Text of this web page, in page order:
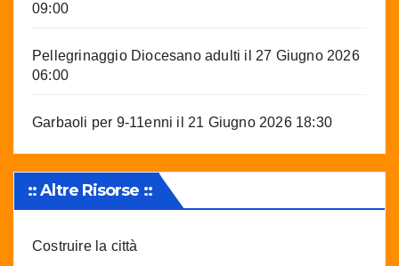
09:00
Pellegrinaggio Diocesano adulti il 27 Giugno 2026
06:00
Garbaoli per 9-11enni il 21 Giugno 2026 18:30
:: Altre Risorse ::
Costruire la città